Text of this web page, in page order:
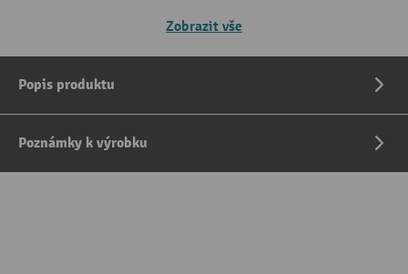
Zobrazit vše
Popis produktu
Poznámky k výrobku